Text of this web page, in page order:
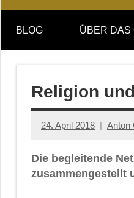
DAS
GEDICHT
blog
DAS
GEDICHT.
Zeitschrift
BLOG ÜBER DAS
Religion
24. April 2018 Anton
Die begleitende
zusammengestellt